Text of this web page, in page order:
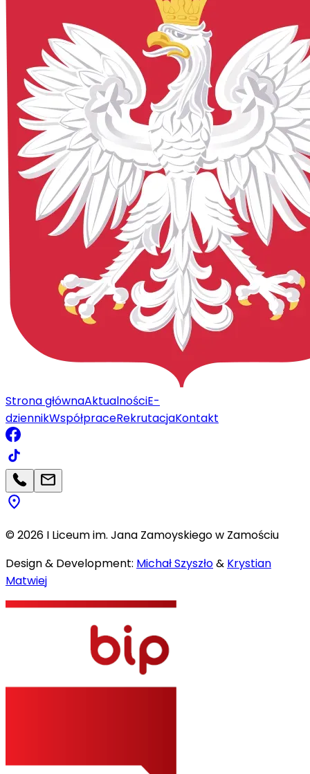
Strona głównaAktualnościE-
dziennikWspółpraceRekrutacjaKontakt
©2026 I Liceum im. Jana Zamoyskiego w Zamościu
Design & Development: Michał Szyszło& Krystian
Matwiej